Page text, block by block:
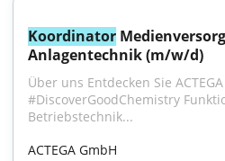
Koordinator
Anlagentechnik (m/w/d)
Über uns Entdecken Sie
#DiscoverGoodChemistry
Betriebstechnik...
ACTEGA GmbH